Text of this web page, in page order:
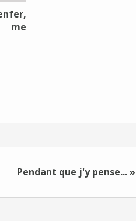
me
Pendant que j'y pense... »